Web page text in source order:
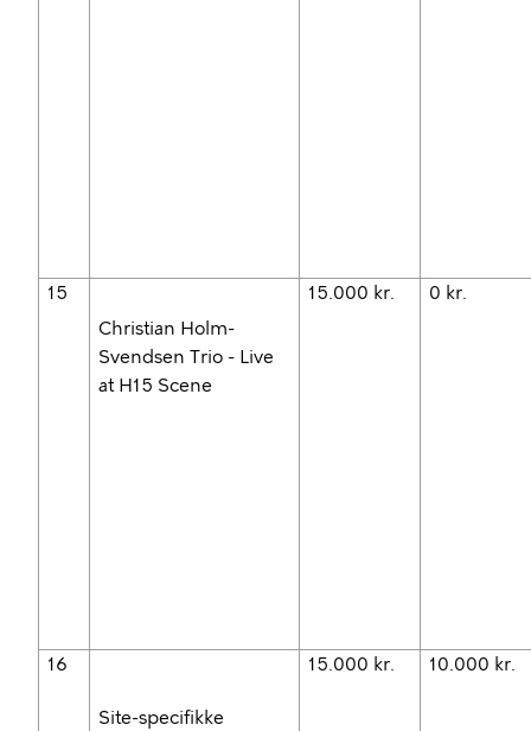
15
Christian Holm-
Svendsen Trio - Live
at H15 Scene
15.000 kr. 0 kr.
16
Site-specifikke
15.000 kr. 10.000 kr.